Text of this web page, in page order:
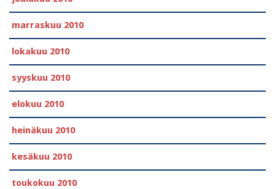
marraskuu 2010
lokakuu 2010
syyskuu 2010
elokuu 2010
heinäkuu 2010
kesäkuu 2010
toukokuu 2010